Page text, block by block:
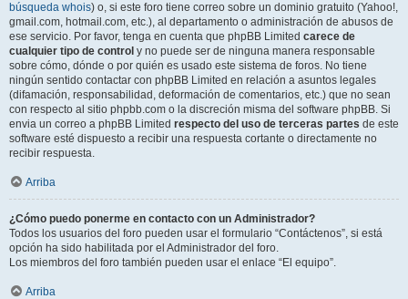
búsqueda whois) o, si este foro tiene correo sobre un dominio gratuito (Yahoo!,
gmail.com, hotmail.com, etc.), al departamento o administración de abusos de
ese servicio. Por favor, tenga en cuenta que phpBB Limited carece de
cualquier tipo de control y no puede ser de ninguna manera responsable
sobre cómo, dónde o por quién es usado este sistema de foros. No tiene
ningún sentido contactar con phpBB Limited en relación a asuntos legales
(difamación, responsabilidad, deformación de comentarios, etc.) que no sean
con respecto al sitio phpbb.com o la discreción misma del software phpBB. Si
envia un correo a phpBB Limited respecto del uso de terceras partes de este
software esté dispuesto a recibir una respuesta cortante o directamente no
recibir respuesta.
Arriba
¿Cómo puedo ponerme en contacto con un Administrador?
Todos los usuarios del foro pueden usar el formulario “Contáctenos”, si está
opción ha sido habilitada por el Administrador del foro.
Los miembros del foro también pueden usar el enlace “El equipo”.
Arriba